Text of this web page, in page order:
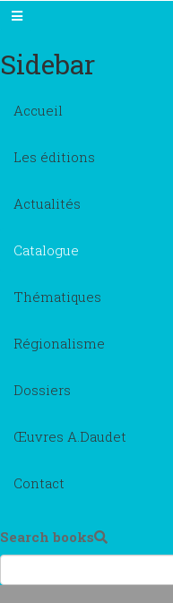
Sidebar
Accueil
Les éditions
Actualités
Catalogue
Thématiques
Régionalisme
Dossiers
Œuvres A.Daudet
Contact
Search books